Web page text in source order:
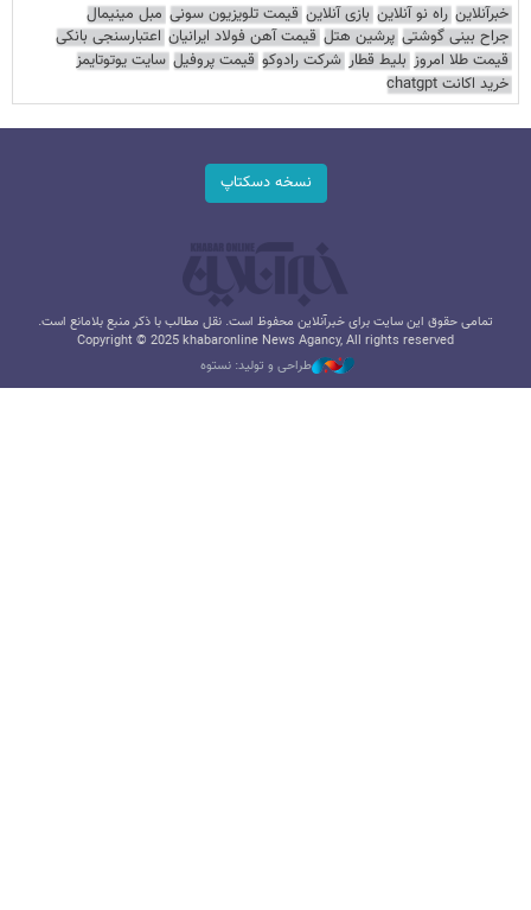
خبرآنلاین راه نو آنلاین بازی آنلاین قیمت تلویزیون سونی مبل مینیمال
جراح بینی گوشتی پرشین هتل قیمت آهن فولاد ایرانیان اعتبارسنجی بانکی
قیمت طلا امروز بلیط قطار شرکت رادوکو قیمت پروفیل سایت یوتوتایمز
خرید اکانت chatgpt
نسخه دسکتاپ
تمامی حقوق این سایت برای خبرآنلاین محفوظ است. نقل مطالب با ذکر منبع بلامانع است.
Copyright © 2025 khabaronline News Agancy, All rights reserved
طراحی و تولید: نستوه